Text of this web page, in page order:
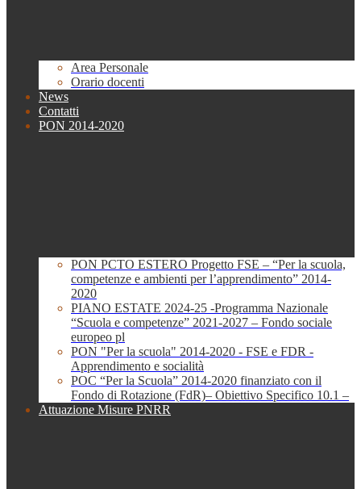
Area Personale
Orario docenti
News
Contatti
PON 2014-2020
PON PCTO ESTERO Progetto FSE – “Per la scuola,
competenze e ambienti per l’apprendimento” 2014-
2020
PIANO ESTATE 2024-25 -Programma Nazionale
“Scuola e competenze” 2021-2027 – Fondo sociale
europeo pl
PON "Per la scuola" 2014-2020 - FSE e FDR -
Apprendimento e socialità
POC “Per la Scuola” 2014-2020 finanziato con il
Fondo di Rotazione (FdR)– Obiettivo Specifico 10.1 –
Attuazione Misure PNRR